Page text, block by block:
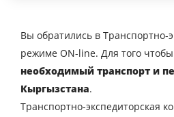
Вы обратились в Транспортно-
режиме ON-line. Для того чтобы
необходимый транспорт и
Кыргызстана.
Транспортно-экспедиторская